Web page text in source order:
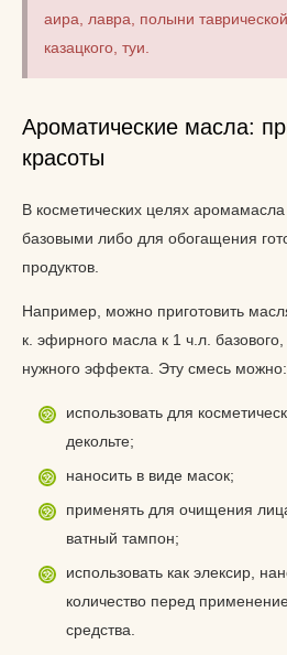
аира, лавра, полыни
казацкого, туи.
Ароматические масла:
красоты
В косметических целях
базовыми либо для обогащения
продуктов.
Например, можно приготовить
к. эфирного масла к 1 ч.л.
нужного эффекта. Эту смесь можно:
использовать для
декольте;
наносить в виде масок;
применять для очищения
ватный тампон;
использовать как элексир,
количество перед
средства.